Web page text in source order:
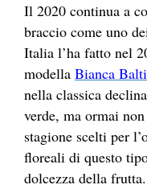
Il 2020 continua a
braccio come uno
Italia l’ha fatto nel
modella Bianca
nella classica
verde, ma ormai
stagione scelti per
floreali di questo
dolcezza della frutta.